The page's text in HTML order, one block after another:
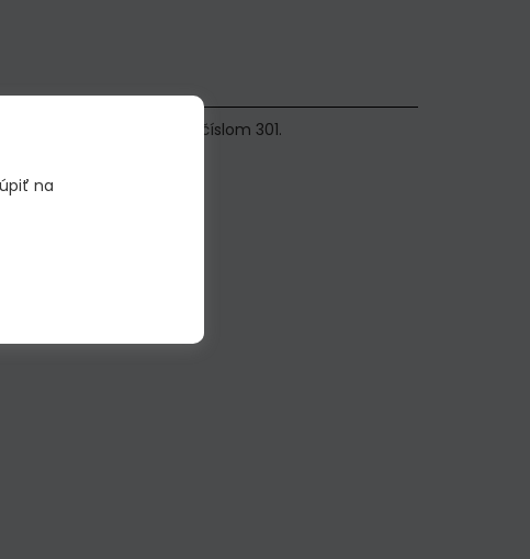
1995 PARÍŽ - PEKING s číslom 301.
na